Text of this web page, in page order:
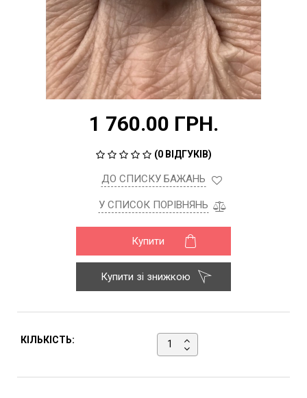
1 760.00 ГРН.
(0 ВІДГУКІВ)
ДО СПИСКУ БАЖАНЬ
У СПИСОК ПОРІВНЯНЬ
Купити
Купити зі знижкою
КІЛЬКІСТЬ: